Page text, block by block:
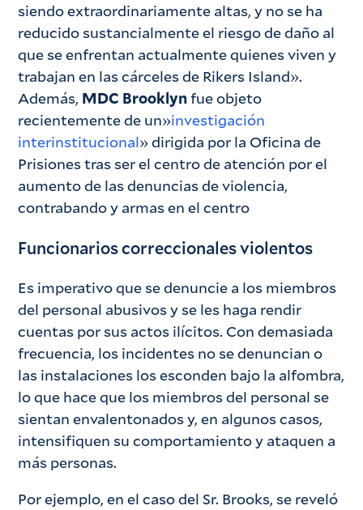
siendo extraordinariamente altas, y no se ha
reducido sustancialmente el riesgo de daño al
que se enfrentan actualmente quienes viven y
trabajan en las cárceles de Rikers Island».
Además, MDC Brooklynfue objeto
recientemente de un»investigación
interinstitucional» dirigida por la Oficina de
Prisiones tras ser el centro de atención por el
aumento de las denuncias de violencia,
contrabando y armas en el centro
Funcionarios correccionales violentos
Es imperativo que se denuncie a los miembros
del personal abusivos y se les haga rendir
cuentas por sus actos ilícitos. Con demasiada
frecuencia, los incidentes no se denuncian o
las instalaciones los esconden bajo la alfombra,
lo que hace que los miembros del personal se
sientan envalentonados y, en algunos casos,
intensifiquen su comportamiento y ataquen a
más personas.
Por ejemplo, en el caso del Sr. Brooks, se reveló